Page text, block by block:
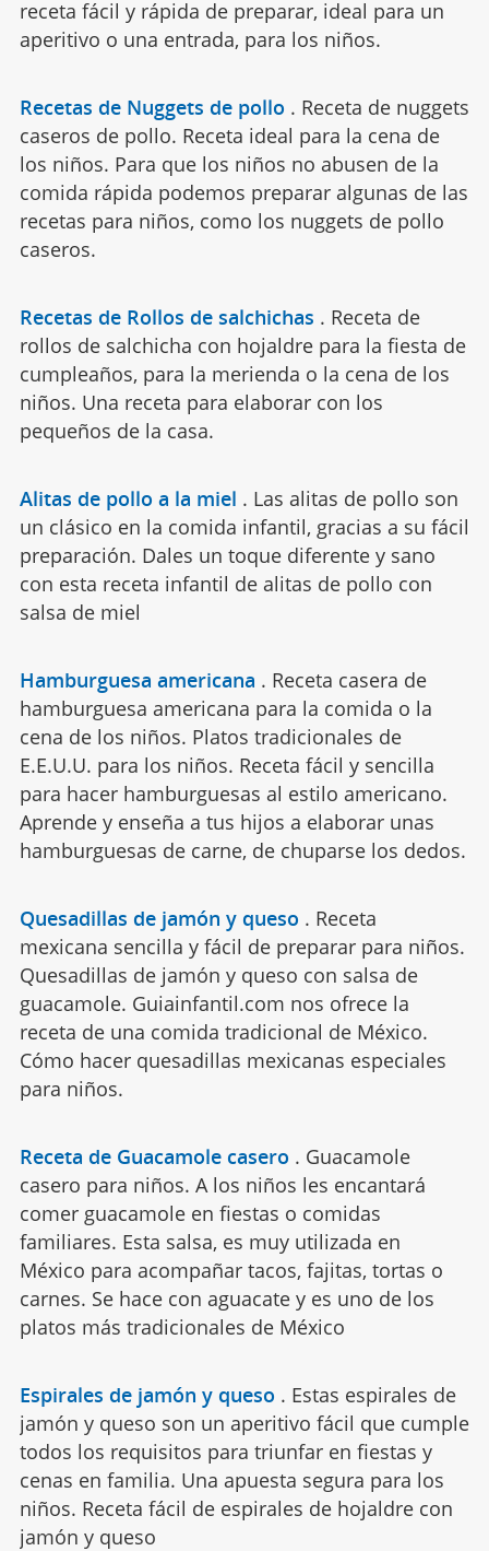
receta fácil y rápida de preparar, ideal para un
aperitivo o una entrada, para los niños.
Recetas de Nuggets de pollo . Receta de nuggets
caseros de pollo. Receta ideal para la cena de
los niños. Para que los niños no abusen de la
comida rápida podemos preparar algunas de las
recetas para niños, como los nuggets de pollo
caseros.
Recetas de Rollos de salchichas . Receta de
rollos de salchicha con hojaldre para la fiesta de
cumpleaños, para la merienda o la cena de los
niños. Una receta para elaborar con los
pequeños de la casa.
Alitas de pollo a la miel . Las alitas de pollo son
un clásico en la comida infantil, gracias a su fácil
preparación. Dales un toque diferente y sano
con esta receta infantil de alitas de pollo con
salsa de miel
Hamburguesa americana . Receta casera de
hamburguesa americana para la comida o la
cena de los niños. Platos tradicionales de
E.E.U.U. para los niños. Receta fácil y sencilla
para hacer hamburguesas al estilo americano.
Aprende y enseña a tus hijos a elaborar unas
hamburguesas de carne, de chuparse los dedos.
Quesadillas de jamón y queso . Receta
mexicana sencilla y fácil de preparar para niños.
Quesadillas de jamón y queso con salsa de
guacamole. Guiainfantil.com nos ofrece la
receta de una comida tradicional de México.
Cómo hacer quesadillas mexicanas especiales
para niños.
Receta de Guacamole casero . Guacamole
casero para niños. A los niños les encantará
comer guacamole en fiestas o comidas
familiares. Esta salsa, es muy utilizada en
México para acompañar tacos, fajitas, tortas o
carnes. Se hace con aguacate y es uno de los
platos más tradicionales de México
Espirales de jamón y queso . Estas espirales de
jamón y queso son un aperitivo fácil que cumple
todos los requisitos para triunfar en fiestas y
cenas en familia. Una apuesta segura para los
niños. Receta fácil de espirales de hojaldre con
jamón y queso